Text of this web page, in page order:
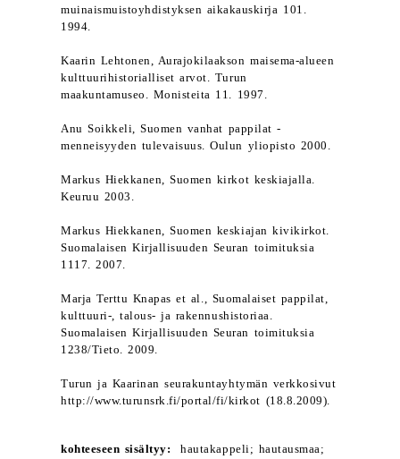
muinaismuistoyhdistyksen aikakauskirja 101.
1994.
Kaarin Lehtonen, Aurajokilaakson maisema-alueen
kulttuurihistorialliset arvot. Turun
maakuntamuseo. Monisteita 11. 1997.
Anu Soikkeli, Suomen vanhat pappilat -
menneisyyden tulevaisuus. Oulun yliopisto 2000.
Markus Hiekkanen, Suomen kirkot keskiajalla.
Keuruu 2003.
Markus Hiekkanen, Suomen keskiajan kivikirkot.
Suomalaisen Kirjallisuuden Seuran toimituksia
1117. 2007.
Marja Terttu Knapas et al., Suomalaiset pappilat,
kulttuuri-, talous- ja rakennushistoriaa.
Suomalaisen Kirjallisuuden Seuran toimituksia
1238/Tieto. 2009.
Turun ja Kaarinan seurakuntayhtymän verkkosivut
http://www.turunsrk.fi/portal/fi/kirkot (18.8.2009).
kohteeseen sisältyy: hautakappeli; hautausmaa;